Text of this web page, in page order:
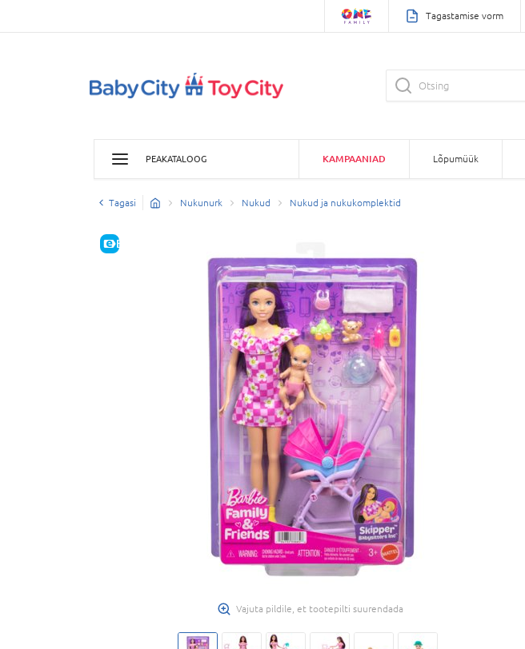
Tagastamise vorm
PEAKATALOOG KAMPAANIAD Lõpumüük
Tagasi Nukunurk Nukud Nukud ja nukukomplektid
E-HIND
Vajuta pildile, et tootepilti suurendada